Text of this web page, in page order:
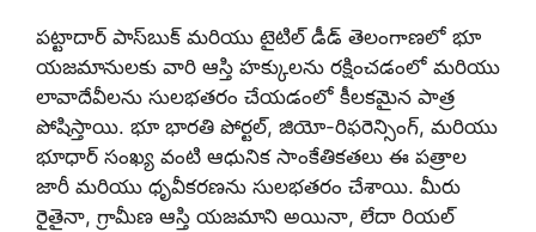
పట్టాదార్ పాస్‌బుక్ మరియు టైటిల్ డీడ్ తెలంగాణలో భూ
యజమానులకు వారి ఆస్తి హక్కులను రక్షించడంలో మరియు
లావాదేవీలను సులభతరం చేయడంలో కీలకమైన పాత్ర
పోషిస్తాయి. భూ భారతి పోర్టల్, జియో-రిఫరెన్సింగ్, మరియు
భూధార్ సంఖ్య వంటి ఆధునిక సాంకేతికతలు ఈ పత్రాల
జారీ మరియు ధృవీకరణను సులభతరం చేశాయి. మీరు
రైతైనా, గ్రామీణ ఆస్తి యజమాని అయినా, లేదా రియల్